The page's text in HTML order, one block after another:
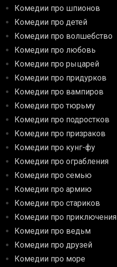
Комедии про шпионов
Комедии про детей
Комедии про волшебство
Комедии про любовь
Комедии про рыцарей
Комедии про придурков
Комедии про вампиров
Комедии про тюрьму
Комедии про подростков
Комедии про призраков
Комедии про кунг-фу
Комедии про ограбления
Комедии про семью
Комедии про армию
Комедии про стариков
Комедии про приключения
Комедии про ведьм
Комедии про друзей
Комедии про море